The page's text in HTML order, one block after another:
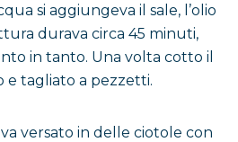
si aggiungeva il sale, l’olio
durava circa 45 minuti,
in tanto. Una volta cotto il
e tagliato a pezzetti.
versato in delle ciotole con